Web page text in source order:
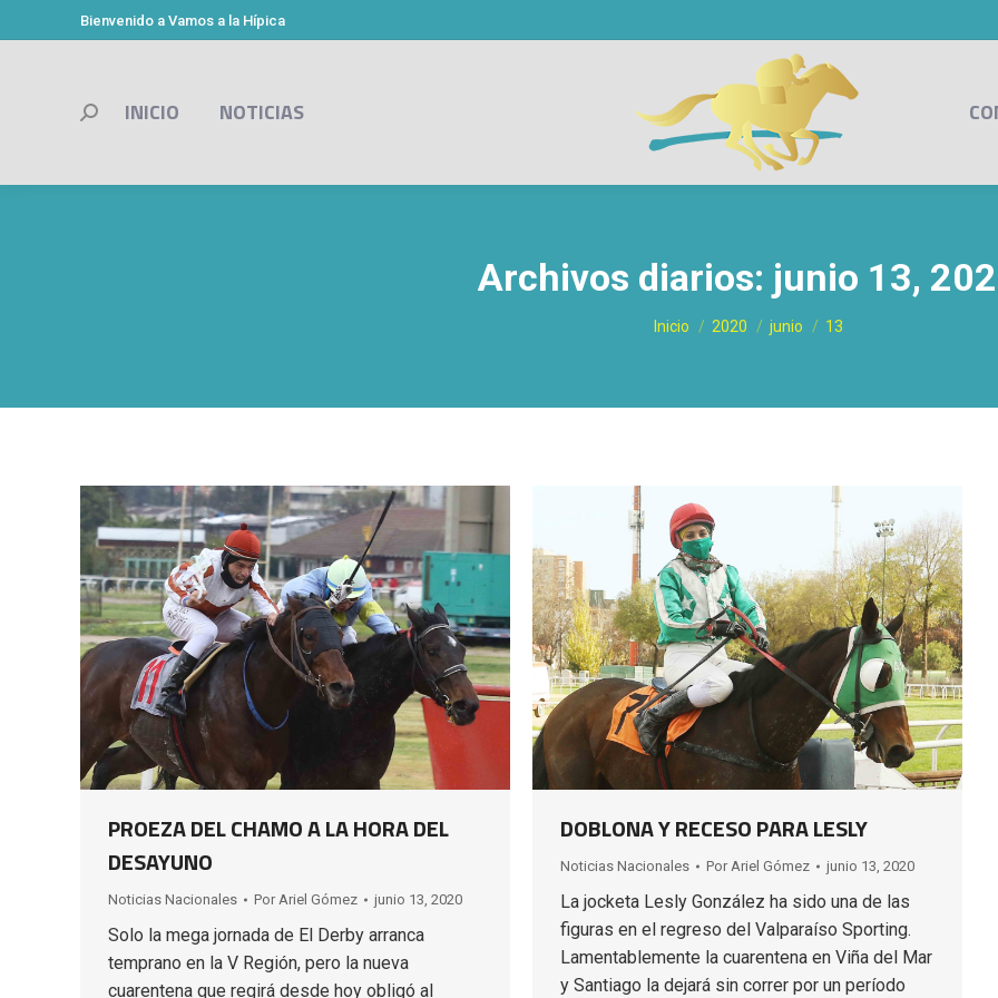
Bienvenido a Vamos a la Hípica
INICIO NOTICIAS
Buscar:
Archivos diarios: junio 13,
Estás aquí:
Inicio 2020 junio 13
PROEZA DEL CHAMO A LA HORA DEL
DESAYUNO
Noticias Nacionales Por Ariel Gómez junio 13, 2020
Solo la mega jornada de El Derby arranca
temprano en la V Región, pero la nueva
cuarentena que regirá desde hoy obligó al
DOBLONA Y RECESO PARA LESLY
Noticias Nacionales Por Ariel Gómez junio 13, 2020
La jocketa Lesly González ha sido una de las
figuras en el regreso del Valparaíso Sporting.
Lamentablemente la cuarentena en Viña del Mar
y Santiago la dejará sin correr por un período